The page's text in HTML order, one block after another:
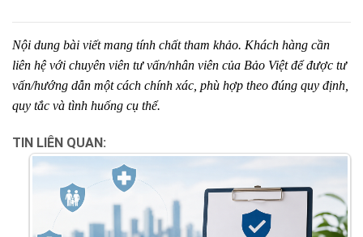
Nội dung bài viết mang tính chất tham khảo. Khách hàng cần
liên hệ với chuyên viên tư vấn/nhân viên của Bảo Việt để được tư
vấn/hướng dẫn một cách chính xác, phù hợp theo đúng quy định,
quy tắc và tình huống cụ thể.
TIN LIÊN QUAN: